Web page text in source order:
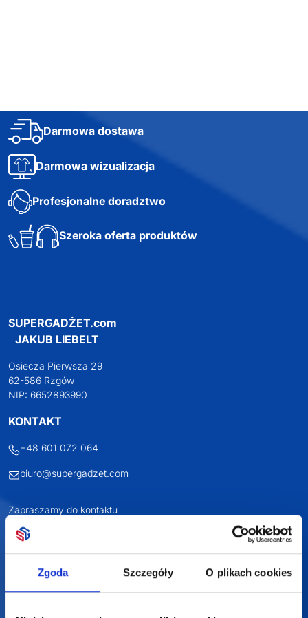
Zgoda Szczegóły O plikach cookies
Darmowa dostawa
Darmowa wizualizacja
Profesjonalne doradztwo
Szeroka oferta produktów
SUPERGADŻET.com
JAKUB LIEBELT
Osiecza Pierwsza 29
62-586 Rzgów
NIP: 6652893990
KONTAKT
+48 601 072 064
biuro@supergadzet.com
Zapraszamy do kontaktu
od poniedziałku do piątku
w godzinach 8:00 - 16:00
Dołącz do nas na